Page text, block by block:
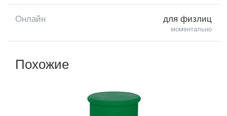
Онлайн для физлиц
моментально
Похожие